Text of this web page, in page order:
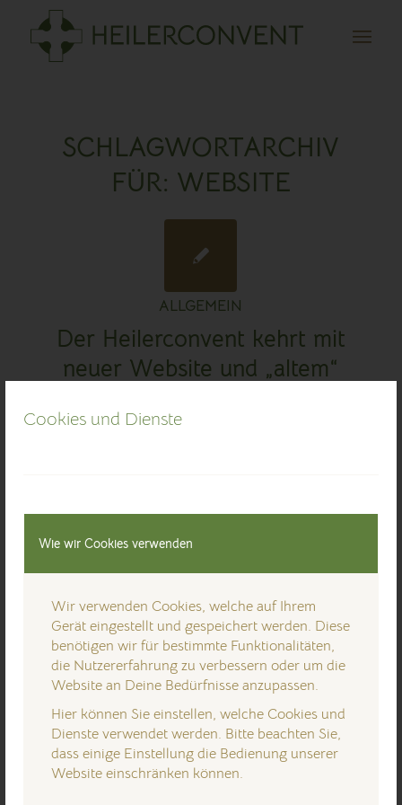
Cookies und Dienste
Wie wir Cookies verwenden
Wir verwenden Cookies, welche auf Ihrem
Gerät eingestellt und gespeichert werden. Diese
benötigen wir für bestimmte Funktionalitäten,
die Nutzererfahrung zu verbessern oder um die
Website an Deine Bedürfnisse anzupassen.
Hier können Sie einstellen, welche Cookies und
Dienste verwendet werden. Bitte beachten Sie,
dass einige Einstellung die Bedienung unserer
Website einschränken können.
SCHLAGWORTARCHIV
FÜR: WEBSITE
ALLGEMEIN
Der Heilerconvent kehrt mit
neuer Website und „altem“
diesem Namen, war dann viele Jahre als
ATLANTIS Heilerconvent bekannt und kehrt
nunmehr zum alten Namen zurück. Dahinter
steckt eine bewegte Geschichte, viele einzelne
Schicksale und wie so oft ein Erkenntnis- und
Reifeprozess.
Weiterlesen